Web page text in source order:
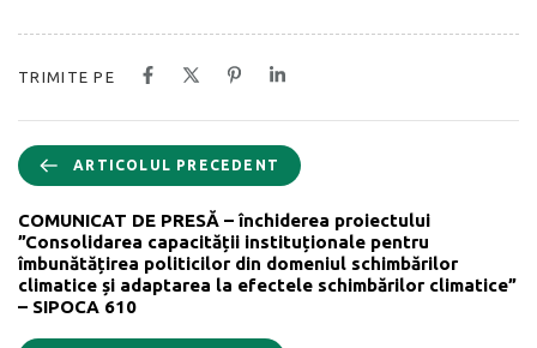
TRIMITE PE
ARTICOLUL PRECEDENT
COMUNICAT DE PRESĂ – închiderea proiectului
”Consolidarea capacității instituționale pentru
îmbunătățirea politicilor din domeniul schimbărilor
climatice și adaptarea la efectele schimbărilor climatice”
– SIPOCA 610